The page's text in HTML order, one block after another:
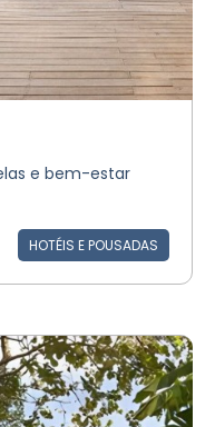
e bem-estar
HOTÉIS E POUSADAS